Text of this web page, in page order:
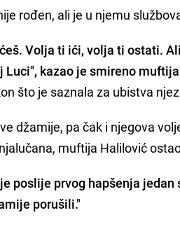
rođen, ali je u njemu
Volja ti ići, volja ti ostati.
Luci", kazao je smireno
što je saznala za ubistva
džamije, pa čak i njegova
muftija Halilović
poslije prvog hapšenja
porušili."